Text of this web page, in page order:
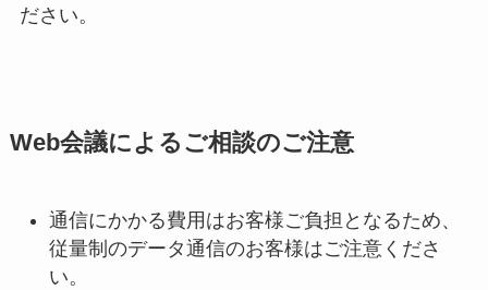
ださい。
Web会議によるご相談のご注意
通信にかかる費用はお客様ご負担となるため、
従量制のデータ通信のお客様はご注意くださ
い。